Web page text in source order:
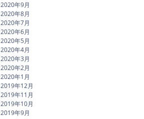
2020年9月
2020年8月
2020年7月
2020年6月
2020年5月
2020年4月
2020年3月
2020年2月
2020年1月
2019年12月
2019年11月
2019年10月
2019年9月